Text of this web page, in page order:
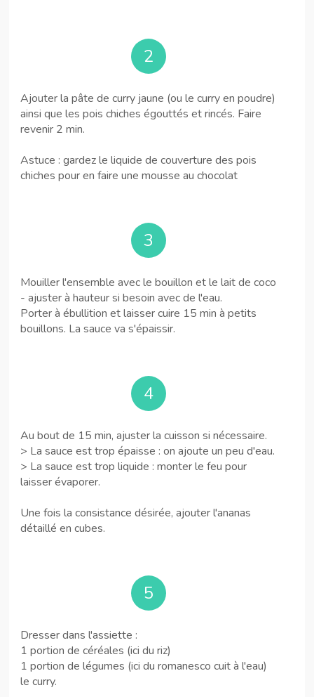
2
Ajouter la pâte de curry jaune (ou le curry en poudre)
ainsi que les pois chiches égouttés et rincés. Faire
revenir 2 min.
Astuce : gardez le liquide de couverture des pois
chiches pour en faire une mousse au chocolat
3
Mouiller l'ensemble avec le bouillon et le lait de coco
- ajuster à hauteur si besoin avec de l'eau.
Porter à ébullition et laisser cuire 15 min à petits
bouillons. La sauce va s'épaissir.
4
Au bout de 15 min, ajuster la cuisson si nécessaire.
> La sauce est trop épaisse : on ajoute un peu d'eau.
> La sauce est trop liquide : monter le feu pour
laisser évaporer.
Une fois la consistance désirée, ajouter l'ananas
détaillé en cubes.
5
Dresser dans l'assiette :
1 portion de céréales (ici du riz)
1 portion de légumes (ici du romanesco cuit à l'eau)
le curry.